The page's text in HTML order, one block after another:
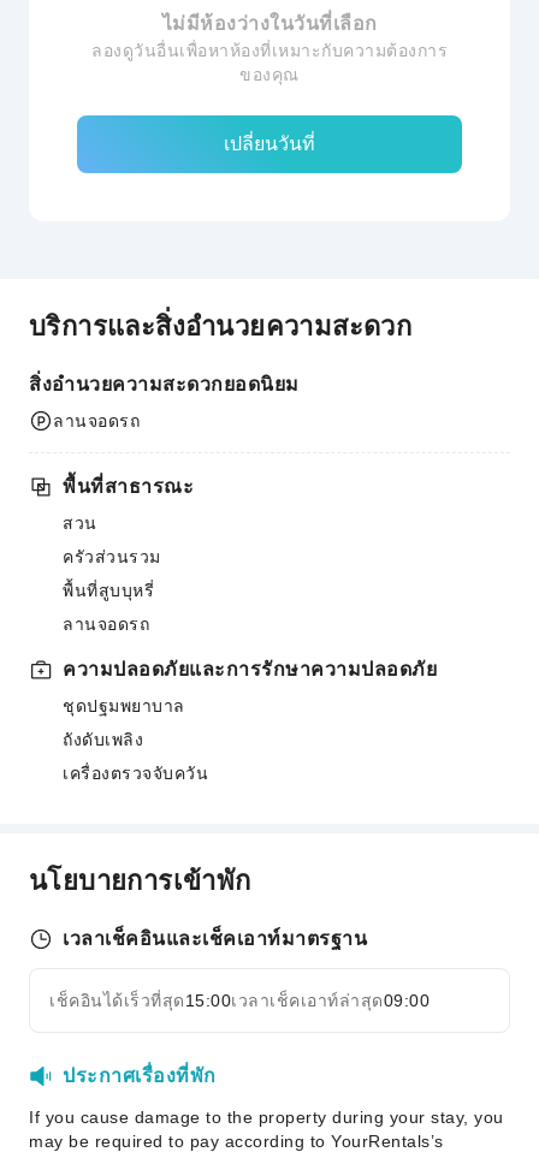
ไม่มีห้องว่างในวันที่เลือก
ลองดูวันอื่นเพื่อหาห้องที่เหมาะกับความต้องการ
ของคุณ
เปลี่ยนวันที่
บริการและสิ่งอำนวยความสะดวก
สิ่งอำนวยความสะดวกยอดนิยม
ลานจอดรถ
พื้นที่สาธารณะ
สวน
ครัวส่วนรวม
พื้นที่สูบบุหรี่
ลานจอดรถ
ความปลอดภัยและการรักษาความปลอดภัย
ชุดปฐมพยาบาล
ถังดับเพลิง
เครื่องตรวจจับควัน
นโยบายการเข้าพัก
เวลาเช็คอินและเช็คเอาท์มาตรฐาน
เช็คอินได้เร็วที่สุด15:00เวลาเช็คเอาท์ล่าสุด09:00
ประกาศเรื่องที่พัก
If you cause damage to the property during your stay, you
may be required to pay according to YourRentals’s